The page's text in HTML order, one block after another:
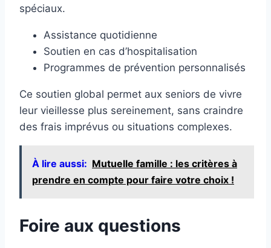
spéciaux.
Assistance quotidienne
Soutien en cas d’hospitalisation
Programmes de prévention personnalisés
Ce soutien global permet aux seniors de vivre
leur vieillesse plus sereinement, sans craindre
des frais imprévus ou situations complexes.
À lire aussi: Mutuelle famille : les critères à
prendre en compte pour faire votre choix !
Foire aux questions